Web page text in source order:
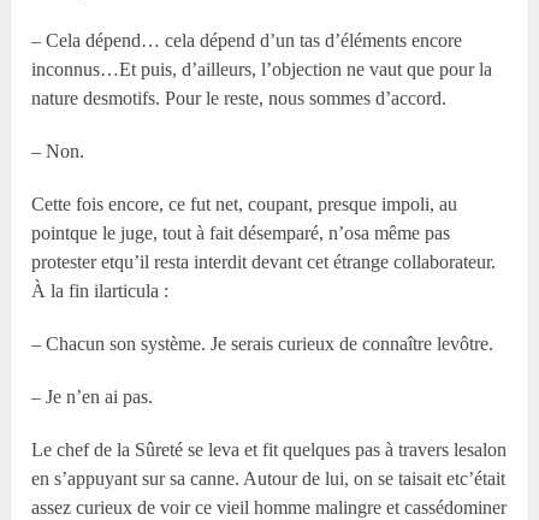
– Cela dépend… cela dépend d’un tas d’éléments encore
inconnus…Et puis, d’ailleurs, l’objection ne vaut que pour la
nature desmotifs. Pour le reste, nous sommes d’accord.
– Non.
Cette fois encore, ce fut net, coupant, presque impoli, au
pointque le juge, tout à fait désemparé, n’osa même pas
protester etqu’il resta interdit devant cet étrange collaborateur.
À la fin ilarticula :
– Chacun son système. Je serais curieux de connaître levôtre.
– Je n’en ai pas.
Le chef de la Sûreté se leva et fit quelques pas à travers lesalon
en s’appuyant sur sa canne. Autour de lui, on se taisait etc’était
assez curieux de voir ce vieil homme malingre et cassédominer